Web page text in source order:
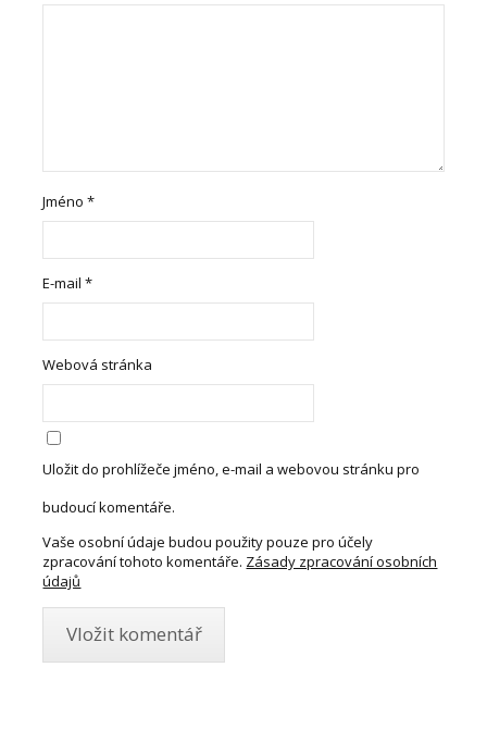
Jméno*
E-mail*
Webová stránka
Uložit do prohlížeče jméno, e-mail a webovou stránku pro
budoucí komentáře.
Vaše osobní údaje budou použity pouze pro účely
zpracování tohoto komentáře. Zásady zpracování osobních
údajů